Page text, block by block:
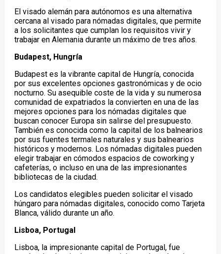
El visado alemán para autónomos es una alternativa
cercana al visado para nómadas digitales, que permite
a los solicitantes que cumplan los requisitos vivir y
trabajar en Alemania durante un máximo de tres años.
Budapest, Hungría
Budapest es la vibrante capital de Hungría, conocida
por sus excelentes opciones gastronómicas y de ocio
nocturno. Su asequible coste de la vida y su numerosa
comunidad de expatriados la convierten en una de las
mejores opciones para los nómadas digitales que
buscan conocer Europa sin salirse del presupuesto.
También es conocida como la capital de los balnearios
por sus fuentes termales naturales y sus balnearios
históricos y modernos. Los nómadas digitales pueden
elegir trabajar en cómodos espacios de coworking y
cafeterías, o incluso en una de las impresionantes
bibliotecas de la ciudad.
Los candidatos elegibles pueden solicitar el visado
húngaro para nómadas digitales, conocido como Tarjeta
Blanca, válido durante un año.
Lisboa, Portugal
Lisboa, la impresionante capital de Portugal, fue